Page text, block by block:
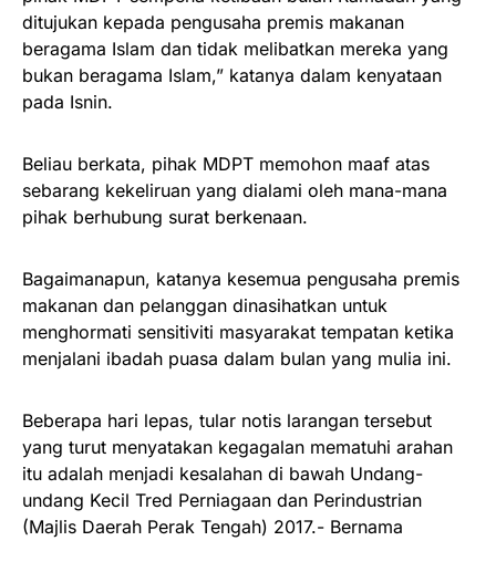
ditujukan kepada pengusaha premis makanan
beragama Islam dan tidak melibatkan mereka yang
bukan beragama Islam,” katanya dalam kenyataan
pada Isnin.
Beliau berkata, pihak MDPT memohon maaf atas
sebarang kekeliruan yang dialami oleh mana-mana
pihak berhubung surat berkenaan.
Bagaimanapun, katanya kesemua pengusaha premis
makanan dan pelanggan dinasihatkan untuk
menghormati sensitiviti masyarakat tempatan ketika
menjalani ibadah puasa dalam bulan yang mulia ini.
Beberapa hari lepas, tular notis larangan tersebut
yang turut menyatakan kegagalan mematuhi arahan
itu adalah menjadi kesalahan di bawah Undang-
undang Kecil Tred Perniagaan dan Perindustrian
(Majlis Daerah Perak Tengah) 2017.- Bernama